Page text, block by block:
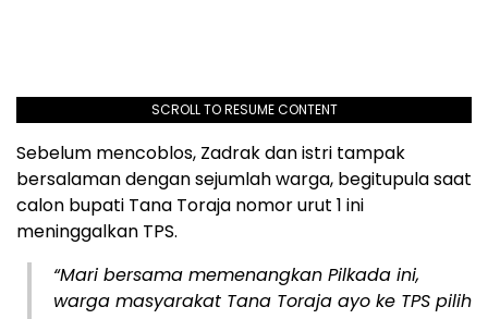
SCROLL TO RESUME CONTENT
Sebelum mencoblos, Zadrak dan istri tampak
bersalaman dengan sejumlah warga, begitupula saat
calon bupati Tana Toraja nomor urut 1 ini
meninggalkan TPS.
“Mari bersama memenangkan Pilkada ini,
warga masyarakat Tana Toraja ayo ke TPS pilih